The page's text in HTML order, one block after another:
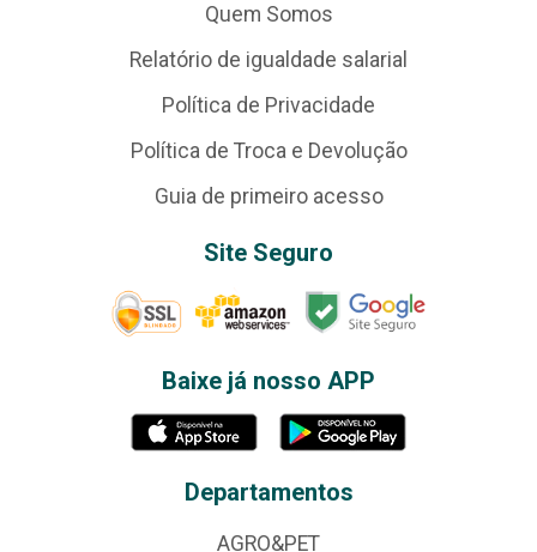
Quem Somos
Relatório de igualdade salarial
Política de Privacidade
Política de Troca e Devolução
Guia de primeiro acesso
Site Seguro
Baixe já nosso APP
Departamentos
AGRO&PET